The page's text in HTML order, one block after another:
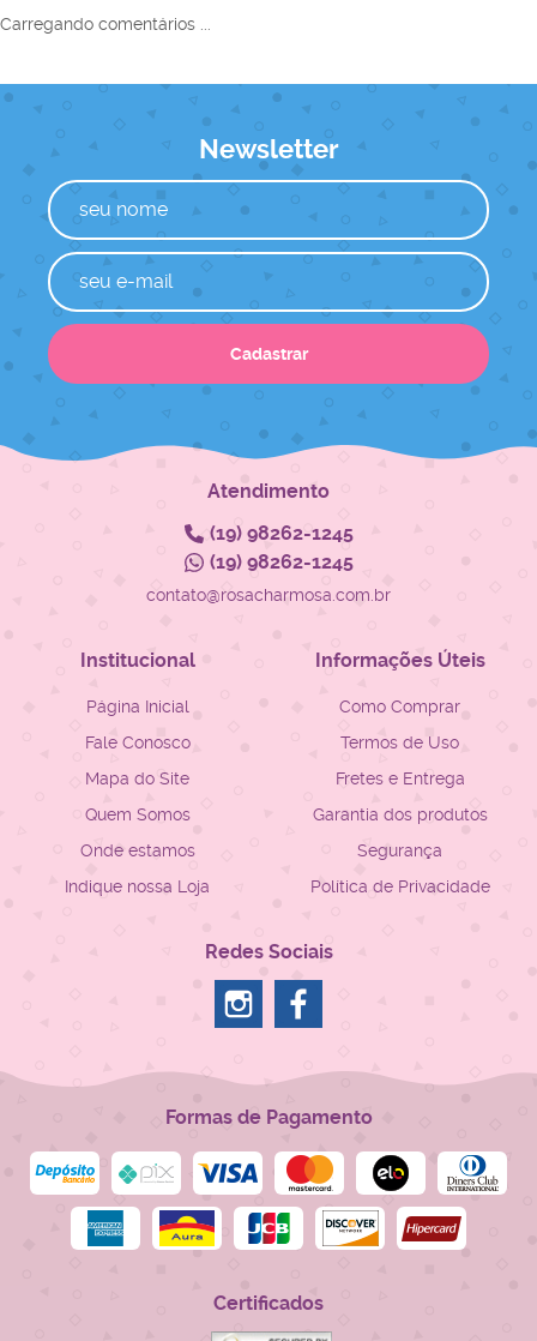
Carregando comentários ...
Newsletter
Cadastrar
Atendimento
(19)98262-1245
(19)98262-1245
contato@rosacharmosa.com.br
Institucional
Página Inicial
Fale Conosco
Mapa do Site
Quem Somos
Onde estamos
Indique nossa Loja
Informações Úteis
Como Comprar
Termos de Uso
Fretes e Entrega
Garantia dos produtos
Segurança
Política de Privacidade
Redes Sociais
Formas de Pagamento
Certificados